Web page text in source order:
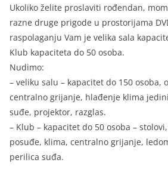
Ukoliko želite proslaviti rođendan,
razne druge prigode u prostorijama
raspolaganju Vam je velika sala
Klub kapaciteta do 50 osoba.
Nudimo:
– veliku salu – kapacitet do 150 osoba,
centralno grijanje, hlađenje klima
suđe, projektor, razglas.
– Klub – kapacitet do 50 osoba –
posuđe, klima, centralno grijanje,
perilica suđa.